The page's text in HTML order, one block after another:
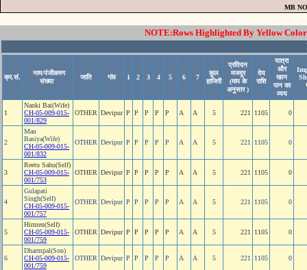
MB
NOTE:Rows Highlighted By Yellow
क्र.सं.
नाम/पंजीकरण
संख्या
जाति गांव 1 2 3 4 5 6 7
कुल
हाजिरी
प्रतिदन
मजदूर
(माप के
अनुसार )
देय
राशि
यात्रा
और
खान
पान का
व्यय
1
Nanki Bai(Wife)
CH-05-009-015-
001/829
OTHER Devipur P P P P P A A 5 221 1105 0
2
Man
Basiya(Wife)
CH-05-009-015-
001/832
OTHER Devipur P P P P P A A 5 221 1105 0
3
Reetu Sahu(Self)
CH-05-009-015-
001/753
OTHER Devipur P P P P P A A 5 221 1105 0
4
Gulapati
Singh(Self)
CH-05-009-015-
001/757
OTHER Devipur P P P P P A A 5 221 1105 0
5
Hirmen(Self)
CH-05-009-015-
001/759
OTHER Devipur P P P P P A A 5 221 1105 0
6
Dharmpal(Son)
CH-05-009-015-
001/759
OTHER Devipur P P P P P A A 5 221 1105 0